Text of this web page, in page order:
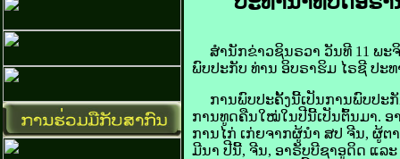
ສຳນັກຂ່າວຊິນຣວາ ວັນ​ທີ 11 ພະ
ພົບ​ປະ​ກັບ ​ທ່ານ ອິບ​ຣາ​ຮິມ ໄຣ​ຊີ ປະ
ການ​ພົບ​ປະ​ຄັ້ງ​ນີ້​ເປັນ​ການ​ພົບ​ປະກັ
ການ​ທູດ​ຄືນໃໝ່​ໃນ​ປີ​ນີ້​ເປັນຕົ້ນ​ມາ. ອ
ການ​ໄກ່​ ເກ່ຍ​ຈາກ​ຜູ້ນຳ ສປ ​ຈີນ, ຜູ້
ມີນາ ປີ​ນີ້, ຈີນ, ອາ​ຣັບ​ບີຊາ​ອູ​ດິດ ແລ